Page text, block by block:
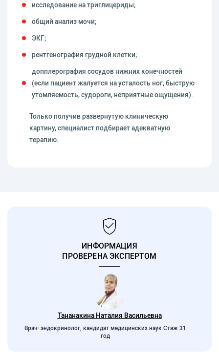
исследование на триглицериды;
общий анализ мочи;
ЭКГ;
рентгенография грудной клетки;
допплерография сосудов нижних конечностей
(если пациент жалуется на усталость ног, быструю
утомляемость, судороги, неприятные ощущения).
Только получив развернутую клиническую
картину, специалист подбирает адекватную
терапию.
ИНФОРМАЦИЯ
ПРОВЕРЕНА ЭКСПЕРТОМ
Тананакина Наталия Васильевна
Врач- эндокринолог, кандидат медицинских наук Стаж 31
год